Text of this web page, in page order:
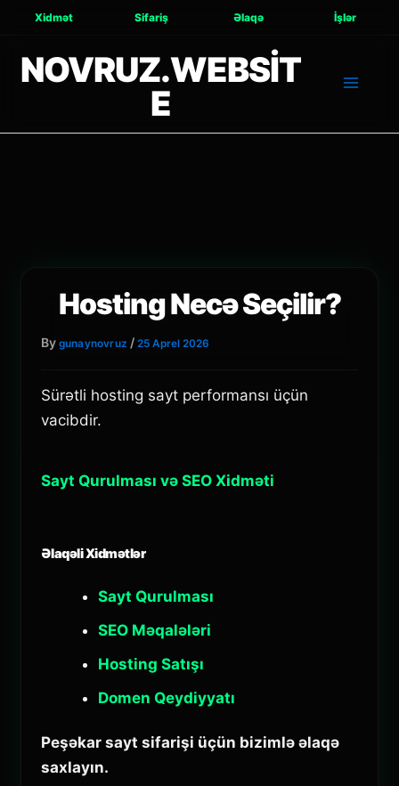
Xidmət Sifariş Əlaqə İşlər
NOVRUZ.WEBSIT
E
Hosting Necə Seçilir?
By gunaynovruz /25 Aprel 2026
Sürətli hosting sayt performansı üçün
vacibdir.
Sayt Qurulması və SEO Xidməti
Əlaqəli Xidmətlər
Sayt Qurulması
SEO Məqalələri
Hosting Satışı
Domen Qeydiyyatı
Peşəkar sayt sifarişi üçün bizimlə əlaqə
saxlayın.